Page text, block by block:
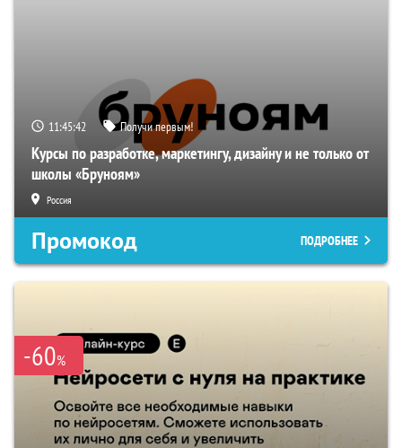
11:45:41 Получи первым!
Курсы по разработке, маркетингу, дизайну и не только от
школы «Бруноям»
Россия
Промокод ПОДРОБНЕЕ
-60%